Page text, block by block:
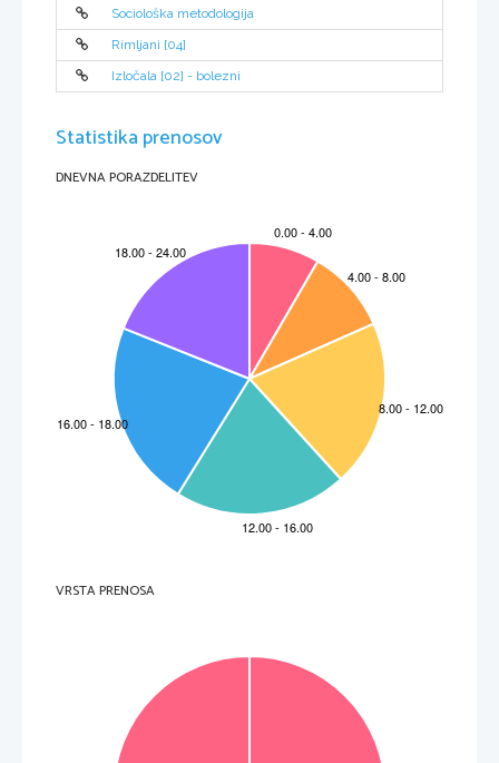
Chimica – esperienze di laboratorio
...............................................................................
Reazioni ioniche, formazione di sali poco solubili ...........................................
Identificazione di una sostanza sconosciuta  ...................................................
4. Determinazione gravimetrica degli ioni solfato(VI) ..........................................
Acidi e basi .....................................................................................................
Conducibilità elettrica delle soluzioni ed elementi galvaniche
Composti di coordinazione.............................................................................
Influenza della struttura sulla solubilità delle sostanze ...................................
Proprietà degli alcoli in relazione alla loro struttura ........................................42
10.  Proprietà delle aldeidi e dei chetoni
...............................................................
11.  Cromatografia su carta degli amminoacidi   .....................................................
12.  Sintesi dell’acido acetilsalicilico – aspirina
.....................................................
13.  Sintesi del metilarancio    ..................................................................................
Sociološka metodologija
Rimljani [04]
Izločala [02] - bolezni
Statistika prenosov
DNEVNA PORAZDELITEV
VRSTA PRENOSA